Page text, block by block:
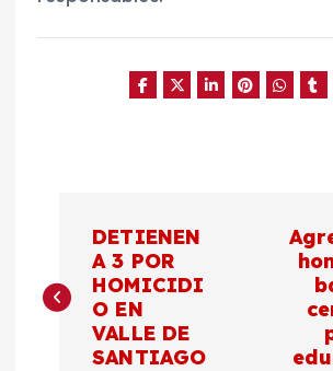
a
v
DETIENEN
A 3 POR
HOMICIDI
O EN
VALLE DE
SANTIAGO